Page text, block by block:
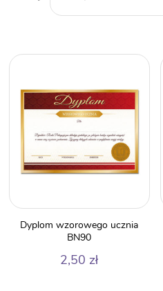
Dyplom wzorowego ucznia
BN90
2,50 zł